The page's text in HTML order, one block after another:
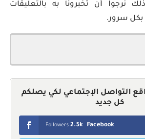
نرجوا أن تخبرونا به بالتعليقات
سرور.
The procedures of
heads of diplomatic
التواصل الإجتماعي لكي يصلكم
كل جديد
Facebook
2.5k
Followers